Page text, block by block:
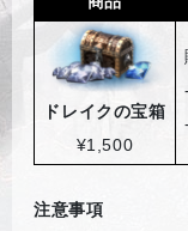
ドレイクの宝箱
¥1,500
-
注意事項